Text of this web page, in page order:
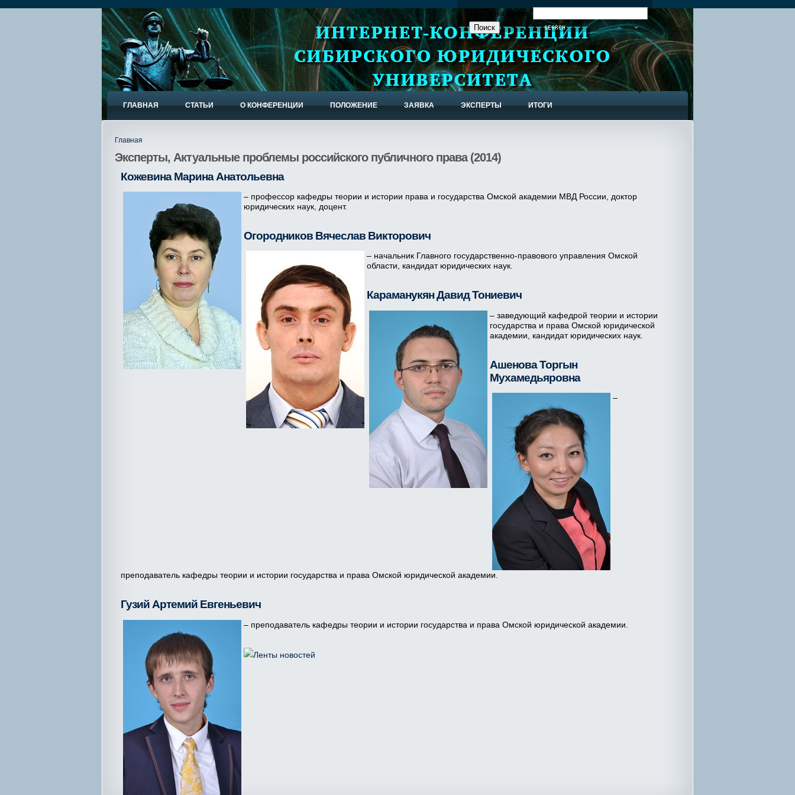
Поиск на сайте:
ГЛАВНАЯ СТАТЬИ О КОНФЕРЕНЦИИ ПОЛОЖЕНИЕ ЗАЯВКА ЭКСПЕРТЫ ИТОГИ
Главная
Эксперты, Актуальные проблемы российского публичного права (2014)
Кожевина Марина Анатольевна
– профессор кафедры теории и истории права и государства Омской академии МВД России, доктор
юридических наук, доцент.
Огородников Вячеслав Викторович
– начальник Главного государственно-правового управления Омской
области, кандидат юридических наук.
Караманукян Давид Тониевич
– заведующий кафедрой теории и истории
государства и права Омской юридической
академии, кандидат юридических наук.
Ашенова Торгын
Мухамедьяровна
–
преподаватель кафедры теории и истории государства и права Омской юридической академии.
Гузий Артемий Евгеньевич
– преподаватель кафедры теории и истории государства и права Омской юридической академии.